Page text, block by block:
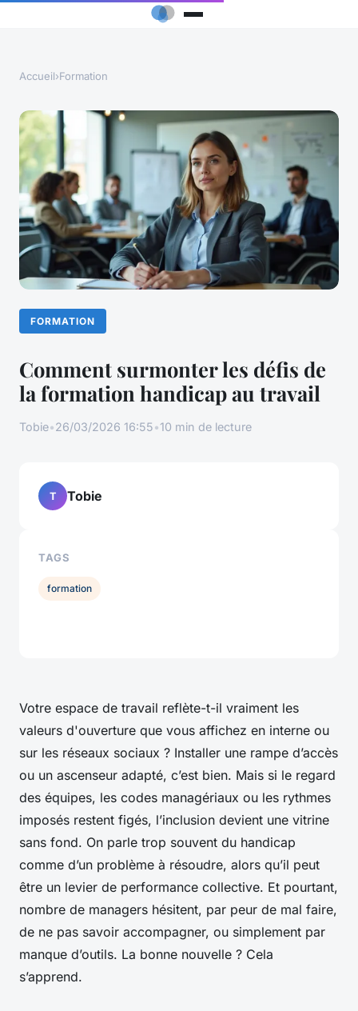
Accueil›Formation
FORMATION
Comment surmonter les défis de
la formation handicap au travail
Tobie•26/03/2026 16:55•10 min de lecture
Votre espace de travail reflète-t-il vraiment les
valeurs d'ouverture que vous affichez en interne ou
sur les réseaux sociaux ? Installer une rampe d’accès
ou un ascenseur adapté, c’est bien. Mais si le regard
des équipes, les codes managériaux ou les rythmes
imposés restent figés, l’inclusion devient une vitrine
sans fond. On parle trop souvent du handicap
comme d’un problème à résoudre, alors qu’il peut
être un levier de performance collective. Et pourtant,
nombre de managers hésitent, par peur de mal faire,
de ne pas savoir accompagner, ou simplement par
manque d’outils. La bonne nouvelle ? Cela
s’apprend.
T Tobie
TAGS
formation